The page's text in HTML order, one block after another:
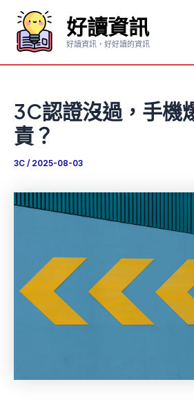
要
好讀資訊
好讀資訊，好好讀的資訊
3C認證沒過，手機
責？
3C / 2025-08-03